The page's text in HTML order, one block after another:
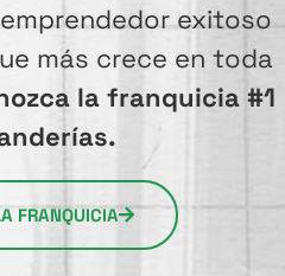
exitoso
más crece en toda
la franquicia #1
FRANQUICIA